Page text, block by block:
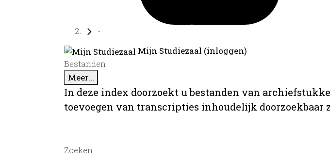
-
Mijn Studiezaal (inloggen)
Bestanden
Meer...
In deze index doorzoekt u bestanden van
toevoegen van transcripties inhoudelijk doorzoekbaar
Zoeken